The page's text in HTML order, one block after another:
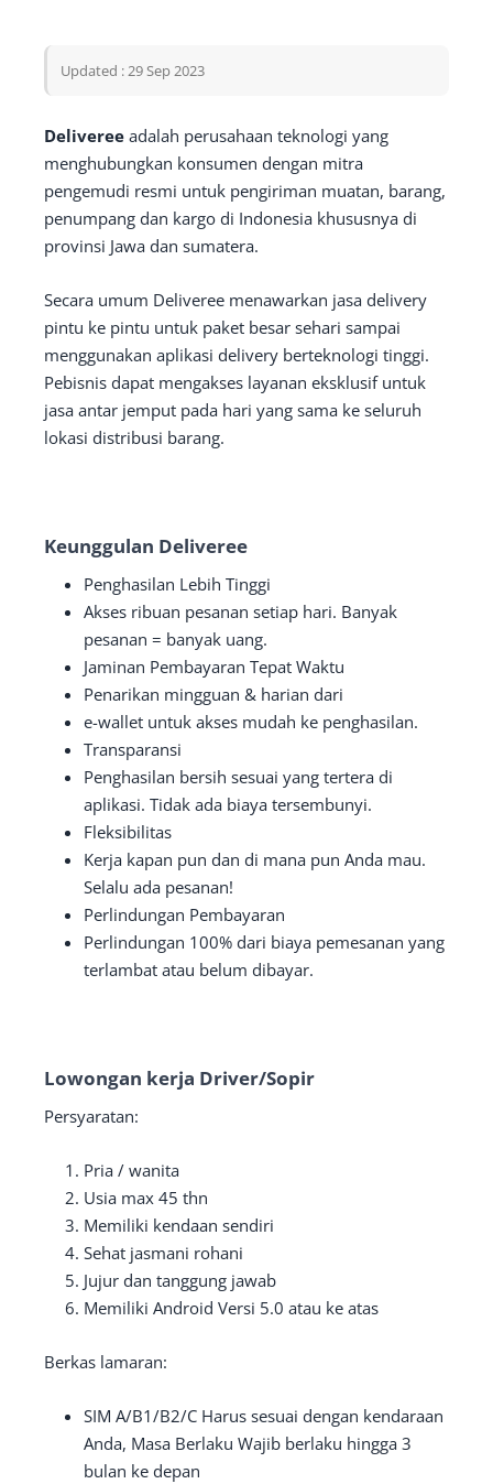
Updated : 29 Sep 2023
Deliveree adalah perusahaan teknologi yang
menghubungkan konsumen dengan mitra
pengemudi resmi untuk pengiriman muatan, barang,
penumpang dan kargo di Indonesia khususnya di
provinsi Jawa dan sumatera.
Secara umum Deliveree menawarkan jasa delivery
pintu ke pintu untuk paket besar sehari sampai
menggunakan aplikasi delivery berteknologi tinggi.
Pebisnis dapat mengakses layanan eksklusif untuk
jasa antar jemput pada hari yang sama ke seluruh
lokasi distribusi barang.
Keunggulan Deliveree
Penghasilan Lebih Tinggi
Akses ribuan pesanan setiap hari. Banyak
pesanan = banyak uang.
Jaminan Pembayaran Tepat Waktu
Penarikan mingguan & harian dari
e-wallet untuk akses mudah ke penghasilan.
Transparansi
Penghasilan bersih sesuai yang tertera di
aplikasi. Tidak ada biaya tersembunyi.
Fleksibilitas
Kerja kapan pun dan di mana pun Anda mau.
Selalu ada pesanan!
Perlindungan Pembayaran
Perlindungan 100% dari biaya pemesanan yang
terlambat atau belum dibayar.
Lowongan kerja Driver/Sopir
Persyaratan:
Pria / wanita
Usia max 45 thn
Memiliki kendaan sendiri
Sehat jasmani rohani
Jujur dan tanggung jawab
Memiliki Android Versi 5.0 atau ke atas
Berkas lamaran:
SIM A/B1/B2/C Harus sesuai dengan kendaraan
Anda, Masa Berlaku Wajib berlaku hingga 3
bulan ke depan